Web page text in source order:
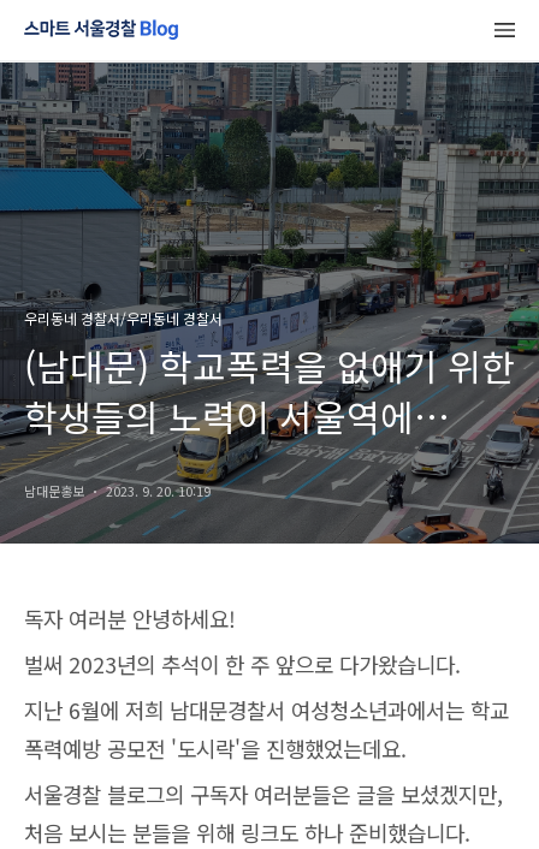
우리동네 경찰서/우리동네 경찰서
(남대문) 학교폭력을 없애기 위한
학생들의 노력이 서울역에
등장했어요
남대문홍보 2023. 9. 20. 10:19
독자 여러분 안녕하세요!
벌써 2023년의 추석이 한 주 앞으로 다가왔습니다.
지난 6월에 저희 남대문경찰서 여성청소년과에서는 학교
폭력예방 공모전 '도시락'을 진행했었는데요.
서울경찰 블로그의 구독자 여러분들은 글을 보셨겠지만,
처음 보시는 분들을 위해 링크도 하나 준비했습니다.